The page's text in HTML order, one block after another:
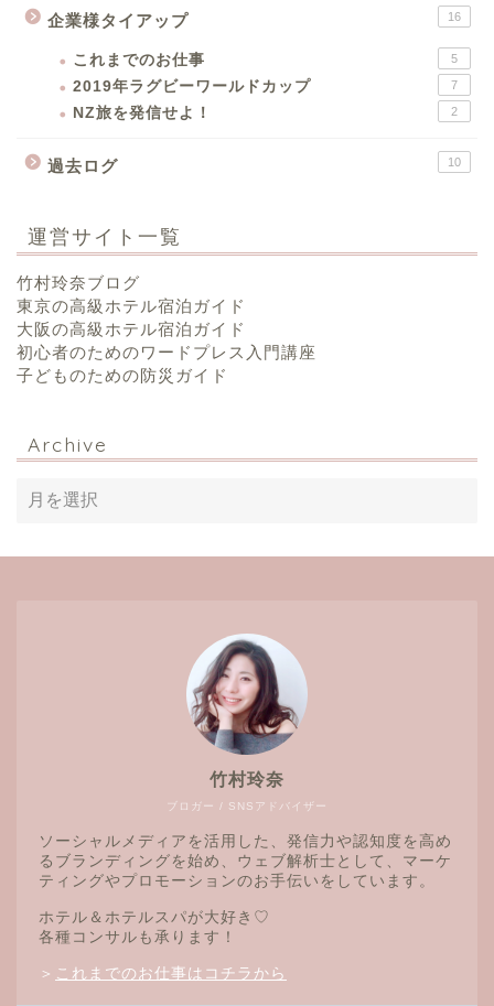
企業様タイアップ 16
これまでのお仕事 5
2019年ラグビーワールドカップ 7
NZ旅を発信せよ！ 2
過去ログ 10
運営サイト一覧
竹村玲奈ブログ
東京の高級ホテル宿泊ガイド
大阪の高級ホテル宿泊ガイド
初心者のためのワードプレス入門講座
子どものための防災ガイド
Archive
ブロガー / SNSアドバイザー
竹村玲奈
ソーシャルメディアを活用した、発信力や認知度を高め
るブランディングを始め、ウェブ解析士として、マーケ
ティングやプロモーションのお手伝いをしています。
ホテル＆ホテルスパが大好き♡
各種コンサルも承ります！
＞ これまでのお仕事はコチラから